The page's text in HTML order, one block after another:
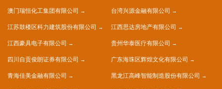
澳门瑞恒化工集团有限公司 台湾兴源金融有限公司
江苏鼓楼区科力建筑股份有限公司 江西思达房地产有限公司
江西豪具电子有限公司 贵州华泰医疗有限公司
四川自贡俊朗证券有限公司 广东海珠区辉煌文化有限公司
青海佳美金融有限公司 黑龙江高峰智能制造股份有限公司